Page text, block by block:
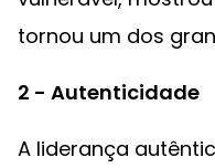
tornou um dos
2 - Autenticidade
A liderança